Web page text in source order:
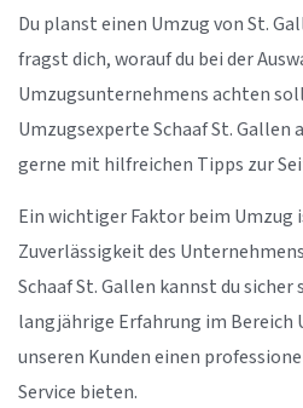
Du planst einen Umzug von St.
fragst dich, worauf du bei der
Umzugsunternehmens achten
Umzugsexperte Schaaf St. Gallen
gerne mit hilfreichen Tipps zur
Ein wichtiger Faktor beim Umzug
Zuverlässigkeit des
Schaaf St. Gallen kannst du sicher
langjährige Erfahrung im Bereich
unseren Kunden einen
Service bieten.